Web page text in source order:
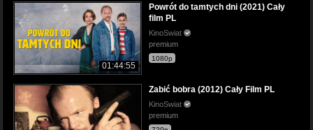
01:44:55
Powrót do tamtych dni (2021) Cały
film PL
KinoSwiat
premium
1080p
Zabić bobra (2012) Cały Film PL
KinoSwiat
premium